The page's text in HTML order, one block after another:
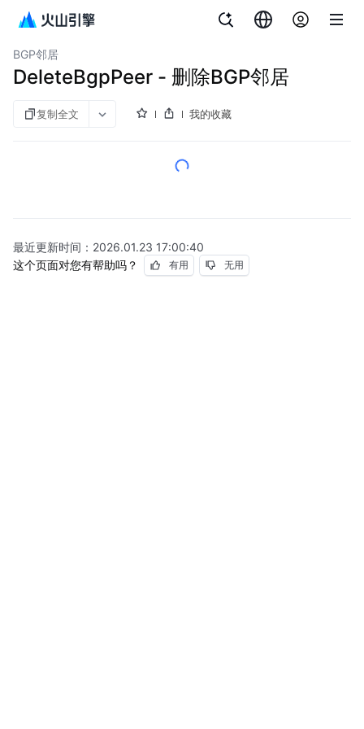
专线连接
BGP邻居
DeleteBgpPeer - 删除BGP邻居
复制全文 我的收藏
最近更新时间： 2026.01.23 17:00:40
这个页面对您有帮助吗？
有用 无用